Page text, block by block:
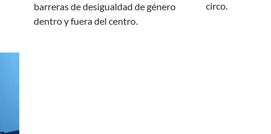
barreras de desigualdad de género
dentro y fuera del centro.
circo.